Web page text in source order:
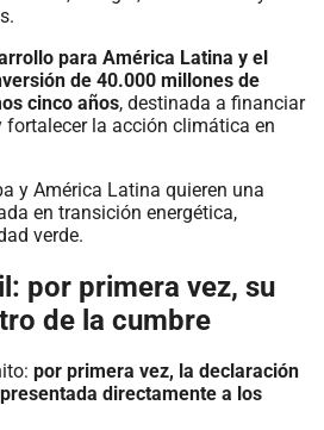
para América Latina y el
de 40.000 millones de
cinco años, destinada a financiar
la acción climática en
y América Latina quieren una
en transición energética,
verde.
por primera vez, su
de la cumbre
por primera vez, la declaración
directamente a los